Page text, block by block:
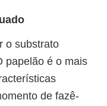
o substrato
papelão é o mais
de fazê-